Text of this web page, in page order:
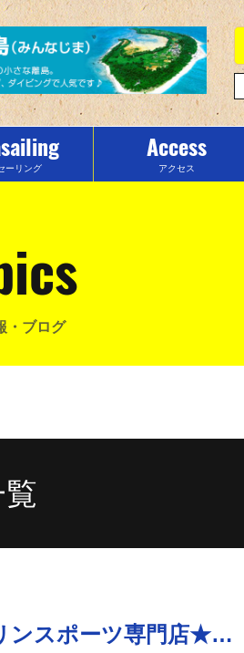
ーリング
Access
アクセス
・ブログ
ンスポーツ専門店★…